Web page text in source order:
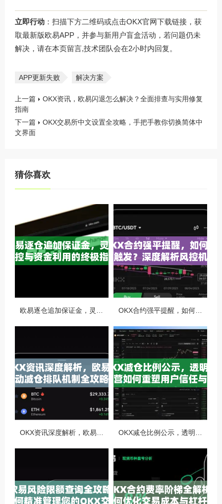
立即行动 ：扫描下方二维码或点击OKX官网下载链接，获
取最新版欧易APP，并参与新用户盲盒活动，若问题仍未
解决，请在本页留言,技术团队会在2小时内回复。
APP更新失败 解决方案
上一篇
OKX资讯，欧易闪退怎么解决？全面排查与实用修复
指南
下一篇
OKX交易所中文设置全攻略，手把手教你切换简体中
文界面
猜你喜欢